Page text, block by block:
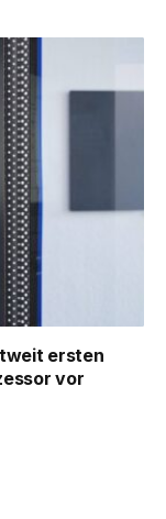
ersten
vor